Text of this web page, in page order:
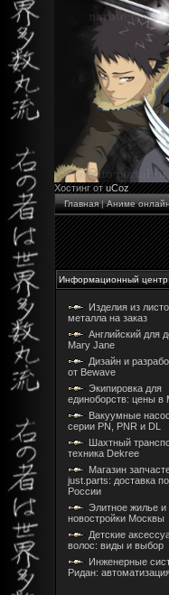
Хостинг отuCoz
Главная|Аниме
Информационный центр:
Изделия из
металла на заказ
Английский для
Mary Jane
Дизайн и
от Bewave
Экипировка для
единоборств: цены в
Вакуумные
серии PN, PNR и DL
Шахтный
техника Dekree
Магазин
just.parts: доставка
России
Элитное жилье и
новостройки Москвы
Детские
волос: виды и выбор
Инженерные
Ридан: